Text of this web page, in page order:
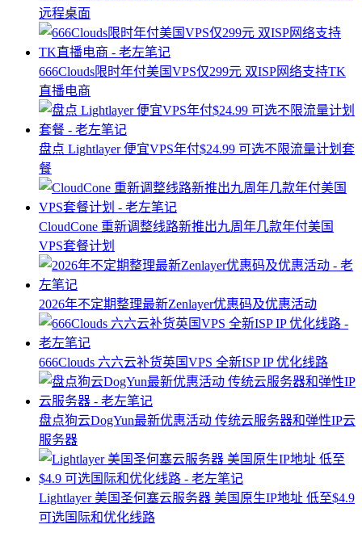
远程桌面
666Clouds限时年付美国VPS仅299元 双ISP网络支持TK
直播电商
盘点 Lightlayer 便宜VPS年付$24.99 可选不限流量计划套
餐
CloudCone 重新调整线路新推出九周年几款年付美国
VPS套餐计划
2026年不定期整理最新Zenlayer优惠码及优惠活动
666Clouds 六六云补货英国VPS 全新ISP IP 优化线路
盘点狗云DogYun最新优惠活动 传统云服务器和弹性IP云
服务器
Lightlayer 美国圣何塞云服务器 美国原生IP地址 低至$4.9
可选国际和优化线路